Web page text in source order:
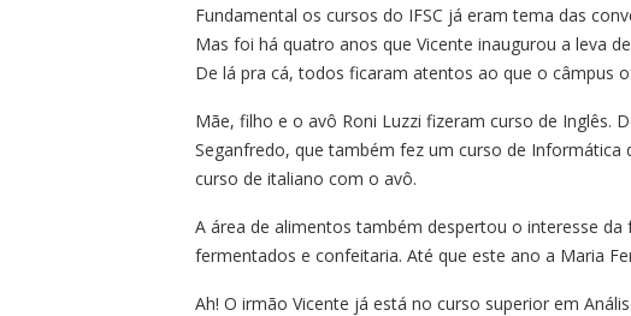
Fundamental os cursos do IFSC já eram tema das
Mas foi há quatro anos que Vicente inaugurou a leva
De lá pra cá, todos ficaram atentos ao que o câmpus
Mãe, filho e o avô Roni Luzzi fizeram curso de Inglês.
Seganfredo, que também fez um curso de
curso de italiano com o avô.
A área de alimentos também despertou o interesse
fermentados e confeitaria. Até que este ano a Maria
Ah! O irmão Vicente já está no curso superior em